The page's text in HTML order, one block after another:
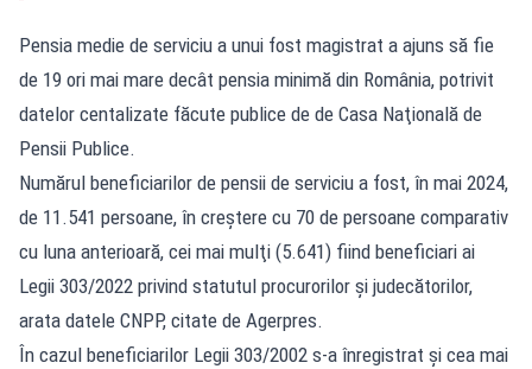
Pensia medie de serviciu a unui fost magistrat a ajuns să fie
de 19 ori mai mare decât pensia minimă din România, potrivit
datelor centalizate făcute publice de de Casa Naţională de
Pensii Publice.
Numărul beneficiarilor de pensii de serviciu a fost, în mai 2024,
de 11.541 persoane, în creştere cu 70 de persoane comparativ
cu luna anterioară, cei mai mulţi (5.641) fiind beneficiari ai
Legii 303/2022 privind statutul procurorilor şi judecătorilor,
arata datele CNPP, citate de Agerpres.
În cazul beneficiarilor Legii 303/2002 s-a înregistrat şi cea mai